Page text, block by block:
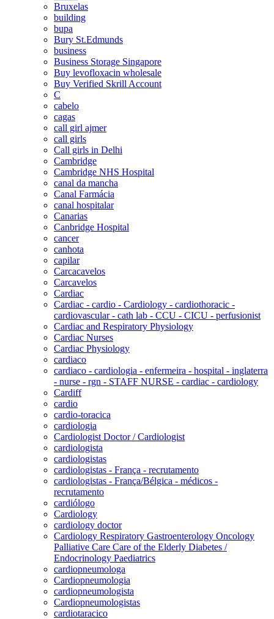
Bruxelas
building
bupa
Bury St.Edmunds
business
Business Storage Singapore
Buy levofloxacin wholesale
Buy Verified Skrill Account
C
cabelo
cagas
call girl ajmer
call girls
Call girls in Delhi
Cambridge
Cambridge NHS Hospital
canal da mancha
Canal Farmácia
canal hospitalar
Canarias
Canbridge Hospital
cancer
canhota
capilar
Carcacavelos
Carcavelos
Cardiac
Cardiac - cardio - Cardiology - cardiothoracic -
cardiovascular - cath lab - CCU - CICU - perfusionist
Cardiac and Respiratory Physiology
Cardiac Nurses
Cardiac Physiology
cardiaco
cardiaco - cardiologia - enfermeira - hospital - inglaterra
- nurse - rgn - STAFF NURSE - cardiac - cardiology
Cardiff
cardio
cardio-toracica
cardiologia
Cardiologist Doctor / Cardiologist
cardiologista
cardiologistas
cardiologistas - França - recrutamento
cardiologistas - França/Bélgica - médicos -
recrutamento
cardiólogo
Cardiology
cardiology doctor
Cardiology Respiratory Gastroenterology Oncology
Palliative Care Care of the Elderly Diabetes /
Endocrinology Paediatrics
cardiopneumologa
Cardiopneumologia
cardiopneumologista
Cardiopneumologistas
cardiotaracico